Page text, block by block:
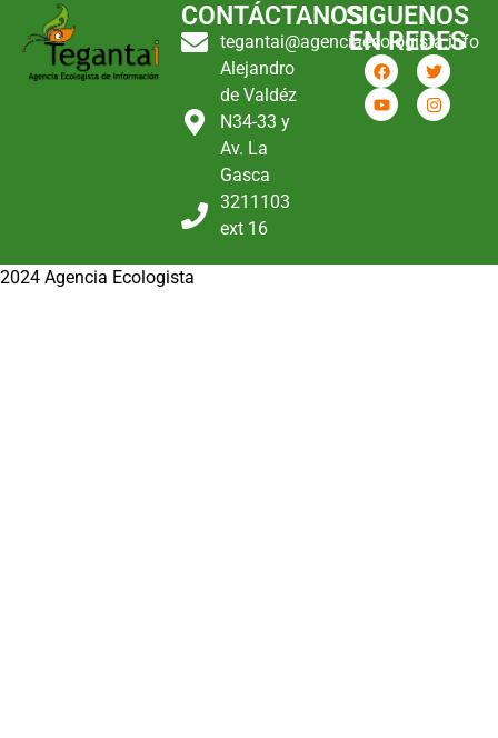
CONTÁCTANOS
tegantai@agenciaecologista.info
Alejandro
de Valdéz
N34-33 y
Av. La
Gasca
3211103
ext 16
SIGUENOS
EN REDES
2024 Agencia Ecologista